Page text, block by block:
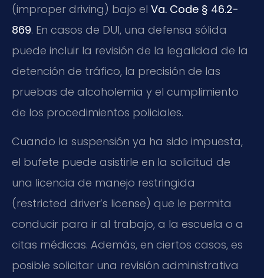
(improper driving) bajo el Va. Code § 46.2-
869. En casos de DUI, una defensa sólida
puede incluir la revisión de la legalidad de la
detención de tráfico, la precisión de las
pruebas de alcoholemia y el cumplimiento
de los procedimientos policiales.
Cuando la suspensión ya ha sido impuesta,
el bufete puede asistirle en la solicitud de
una licencia de manejo restringida
(restricted driver’s license) que le permita
conducir para ir al trabajo, a la escuela o a
citas médicas. Además, en ciertos casos, es
posible solicitar una revisión administrativa